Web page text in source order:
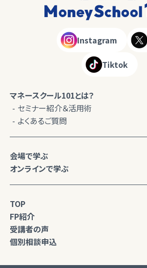
Instagram
Tiktok
マネースクール101とは？
セミナー紹介＆活用術
よくあるご質問
会場で学ぶ
オンラインで学ぶ
TOP
FP紹介
受講者の声
個別相談申込